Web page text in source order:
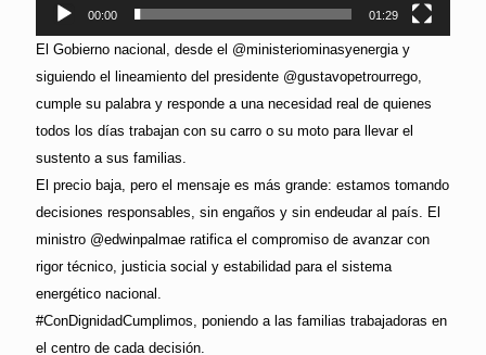
00:00 01:29
El Gobierno nacional, desde el @ministeriominasyenergia y
siguiendo el lineamiento del presidente @gustavopetrourrego,
cumple su palabra y responde a una necesidad real de quienes
todos los días trabajan con su carro o su moto para llevar el
sustento a sus familias.
El precio baja, pero el mensaje es más grande: estamos tomando
decisiones responsables, sin engaños y sin endeudar al país. El
ministro @edwinpalmae ratifica el compromiso de avanzar con
rigor técnico, justicia social y estabilidad para el sistema
energético nacional.
#ConDignidadCumplimos, poniendo a las familias trabajadoras en
el centro de cada decisión.